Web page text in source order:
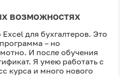
возможностях
для бухгалтеров. Это
– но
И после обучения
Я умею работать с
курса и много нового